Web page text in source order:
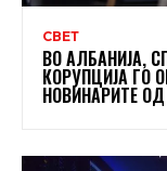
СВЕТ
ВО АЛБАНИЈА,
КОРУПЦИЈА ГО
НОВИНАРИТЕ